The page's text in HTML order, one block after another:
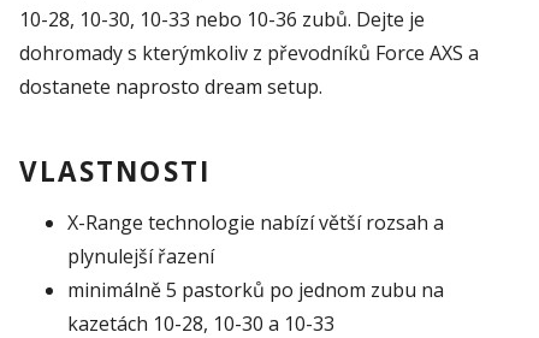
10-28, 10-30, 10-33 nebo 10-36 zubů. Dejte je
dohromady s kterýmkoliv z převodníků Force AXS a
dostanete naprosto dream setup.
VLASTNOSTI
X-Range technologie nabízí větší rozsah a
plynulejší řazení
minimálně 5 pastorků po jednom zubu na
kazetách 10-28, 10-30 a 10-33